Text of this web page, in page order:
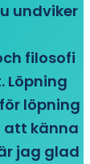
undviker
filosofi
Löpning
löpning
att känna
jag glad